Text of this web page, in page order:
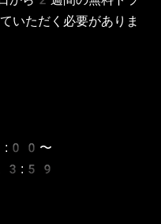
いただく必要がありま
〜